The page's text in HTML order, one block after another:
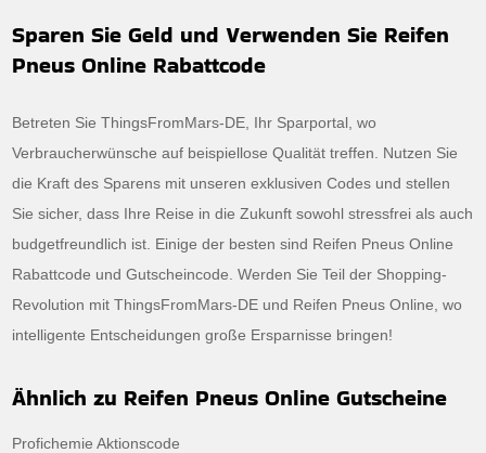
Sparen Sie Geld und Verwenden Sie Reifen
Pneus Online Rabattcode
Betreten Sie ThingsFromMars-DE, Ihr Sparportal, wo
Verbraucherwünsche auf beispiellose Qualität treffen. Nutzen Sie
die Kraft des Sparens mit unseren exklusiven Codes und stellen
Sie sicher, dass Ihre Reise in die Zukunft sowohl stressfrei als auch
budgetfreundlich ist. Einige der besten sind Reifen Pneus Online
Rabattcode und Gutscheincode. Werden Sie Teil der Shopping-
Revolution mit ThingsFromMars-DE und Reifen Pneus Online, wo
intelligente Entscheidungen große Ersparnisse bringen!
Ähnlich zu Reifen Pneus Online Gutscheine
Profichemie Aktionscode